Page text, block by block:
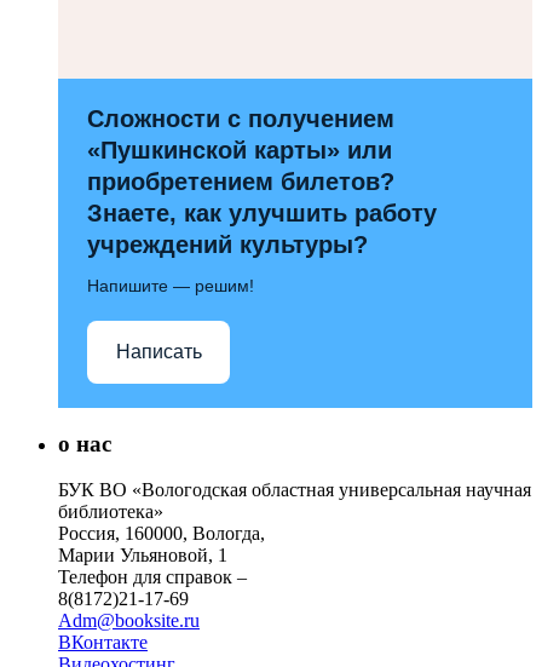
Сложности с получением
«Пушкинской карты» или
приобретением билетов?
Знаете, как улучшить работу
учреждений культуры?
Напишите — решим!
Написать
о нас
БУК ВО «Вологодская областная универсальная научная
библиотека»
Россия, 160000, Вологда,
Марии Ульяновой, 1
Телефон для справок –
8(8172)21-17-69
Adm@booksite.ru
ВКонтакте